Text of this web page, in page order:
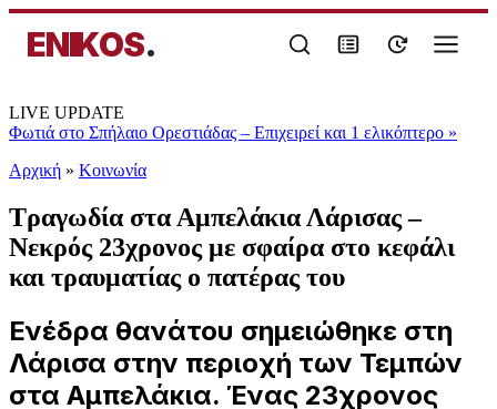
ENIKOS.
LIVE UPDATE
Φωτιά στο Σπήλαιο Ορεστιάδας – Επιχειρεί και 1 ελικόπτερο »
Αρχική » Κοινωνία
Τραγωδία στα Αμπελάκια Λάρισας –
Νεκρός 23χρονος με σφαίρα στο κεφάλι
και τραυματίας ο πατέρας του
Ενέδρα θανάτου σημειώθηκε στη
Λάρισα στην περιοχή των Τεμπών
στα Αμπελάκια. Ένας 23χρονος